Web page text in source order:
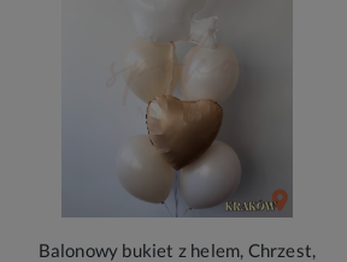
Balonowy bukiet z helem, Chrzest,